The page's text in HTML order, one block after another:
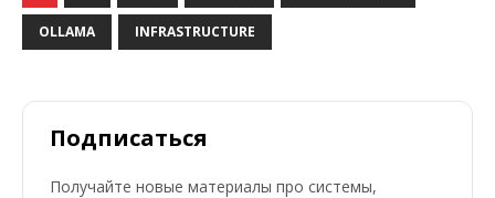
OLLAMA INFRASTRUCTURE
Подписаться
Получайте новые материалы про системы,